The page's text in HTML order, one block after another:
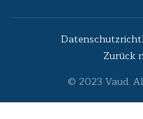
© 2023 Vaud.
Zurück